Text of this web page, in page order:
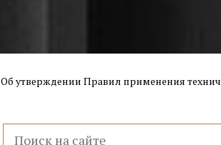
Об утверждении Правил применения